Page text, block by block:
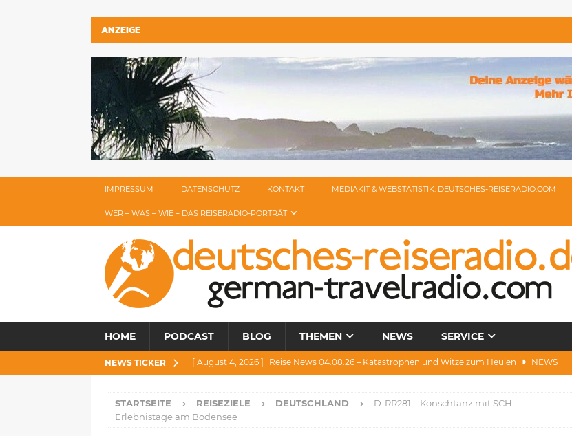
ANZEIGE
IMPRESSUM DATENSCHUTZ KONTAKT MEDIAKIT & WEBSTATISTIK: DEUTSCHES-REISERADIO.COM
WER – WAS – WIE – DAS REISERADIO-PORTRÄT
HOME PODCAST BLOG THEMEN NEWS SERVICE
NEWS TICKER [ August 4, 2026 ] Reise News 04.08.26 – Katastrophen und Witze zum Heulen NEWS
[ Juli 28, 2026 ] Reise News 28.07.26 – Umwelt, Politik, Protest & Warnung NEWS
STARTSEITE REISEZIELE DEUTSCHLAND
D-RR281 – Konschtanz mit SCH:
Erlebnistage am Bodensee